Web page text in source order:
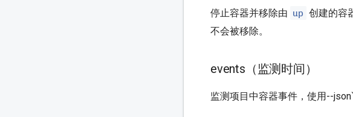
停止容器并移除由 up 创建的容
不会被移除。
events（监测时间）
监测项目中容器事件，使用--